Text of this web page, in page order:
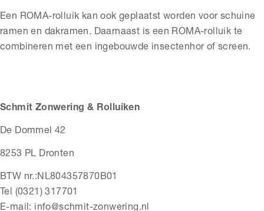
Een ROMA-rolluik kan ook geplaatst worden voor schuine
ramen en dakramen. Daarnaast is een ROMA-rolluik te
combineren met een ingebouwde insectenhor of screen.
Schmit Zonwering & Rolluiken
De Dommel 42
8253 PL Dronten
BTW nr.:NL804357870B01
Tel (0321) 317701
E-mail: info@schmit-zonwering.nl